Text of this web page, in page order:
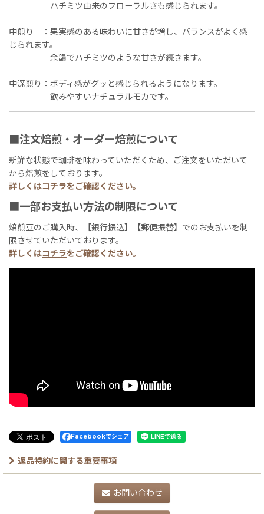
ハチミツ由来のフローラルさも感じられます。
中煎り ：果実感のある味わいに甘さが増し、バランスがよく感
じられます。
余韻でハチミツのような甘さが続きます。
中深煎り：ボディ感がグッと感じられるようになります。
飲みやすいナチュラルモカです。
■注文焙煎・オーダー焙煎について
新鮮な状態で珈琲を味わっていただくため、ご注文をいただいて
から焙煎をしております。
詳しくはコチラをご確認ください。
■一部お支払い方法の制限について
焙煎豆のご購入時、【銀行振込】【郵便振替】でのお支払いを制
限させていただいております。
詳しくはコチラをご確認ください。
Facebookでシェア
返品特約に関する重要事項
お問い合わせ